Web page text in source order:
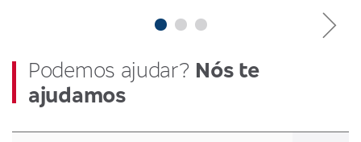
Podemos ajudar? Nós te
ajudamos